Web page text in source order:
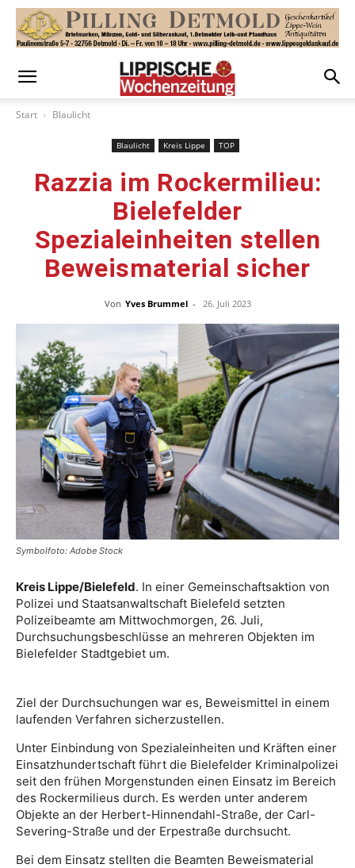
Start Blaulicht
Blaulicht Kreis Lippe TOP
Razzia im Rockermilieu:
Bielefelder
Spezialeinheiten stellen
Beweismaterial sicher
Von Yves Brummel - 26. Juli 2023
Symbolfoto: Adobe Stock
Kreis Lippe/Bielefeld. In einer Gemeinschaftsaktion von
Polizei und Staatsanwaltschaft Bielefeld setzten
Polizeibeamte am Mittwochmorgen, 26. Juli,
Durchsuchungsbeschlüsse an mehreren Objekten im
Bielefelder Stadtgebiet um.
Ziel der Durchsuchungen war es, Beweismittel in einem
laufenden Verfahren sicherzustellen.
Unter Einbindung von Spezialeinheiten und Kräften einer
Einsatzhundertschaft führt die Bielefelder Kriminalpolizei
seit den frühen Morgenstunden einen Einsatz im Bereich
des Rockermilieus durch. Es werden unter anderem
Objekte an der Herbert-Hinnendahl-Straße, der Carl-
Severing-Straße und der Erpestraße durchsucht.
Bei dem Einsatz stellten die Beamten Beweismaterial